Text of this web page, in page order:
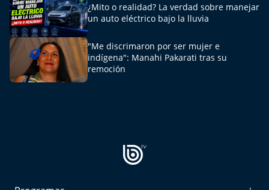
¿Mito o realidad? La verdad sobre manejar
un auto eléctrico bajo la lluvia
"Me discrimaron por ser mujer e
indígena": Manahi Pakarati tras su
remoción